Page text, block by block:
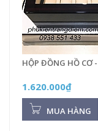
HỘP ĐỒNG HỒ CƠ
1.620.000₫
MUA HÀNG